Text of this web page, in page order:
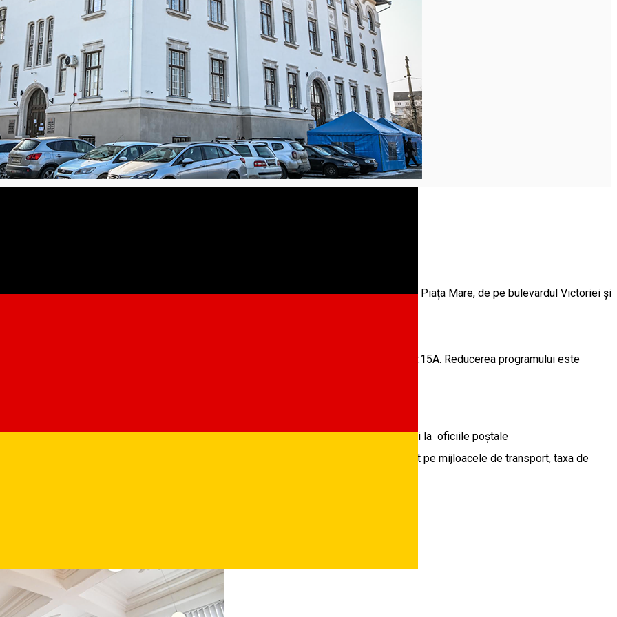
la final de an și început de an nou
în program normal,atât la casieriile Direcției Fiscale din toate sediile Primăriei (din Piața Mare, de pe bulevardul Victoriei și
și se vor putea face plăți doar la casieriile de la sediul de pe strada Turismului nr.15A. Reducerea programului este
până la ora 10.00.
taxă judiciară de timbru) la casieriile Direcției Fiscale din toate sediile Primăriei, cât și la oficiile poștale
fără debit și impozitele și taxele cu debit - impozit pe clădiri, impozit pe teren, impozit pe mijloacele de transport, taxa de